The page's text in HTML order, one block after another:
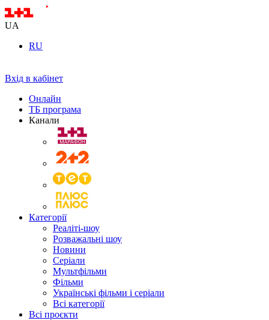
UA
RU
Вхід в кабінет
Онлайн
ТБ програма
Канали
Категорії
Реаліті-шоу
Розважальні шоу
Новини
Серіали
Мультфільми
Фільми
Українські фільми і серіали
Всі категорії
Всі проєкти